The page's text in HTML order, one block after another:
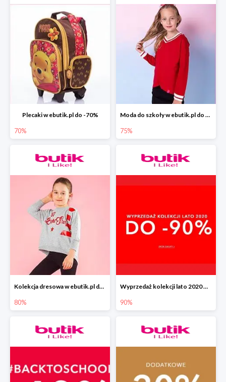
Plecaki w ebutik.pl do -70%
70%
Moda do szkoły w ebutik.pl do -75%
75%
Kolekcja dresowa w ebutik.pl do -80%
80%
Wyprzedaż kolekcji lato 2020 w ebutik.pl do -90%
90%